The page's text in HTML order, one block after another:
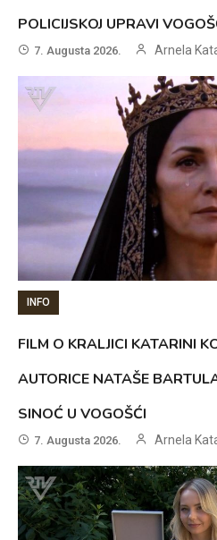
POLICIJSKOJ UPRAVI
7. Augusta 2026. Arnela
INFO
FILM O KRALJICI KATARINI
AUTORICE NATAŠE
SINOĆ U VOGOŠĆI
7. Augusta 2026. Arnela